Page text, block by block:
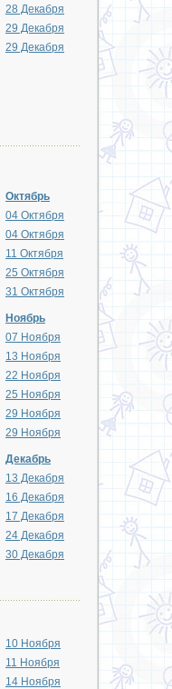
28 Декабря
29 Декабря
29 Декабря
Октябрь
04 Октября
04 Октября
11 Октября
25 Октября
31 Октября
Ноябрь
07 Ноября
13 Ноября
22 Ноября
25 Ноября
29 Ноября
29 Ноября
Декабрь
13 Декабря
16 Декабря
17 Декабря
24 Декабря
30 Декабря
10 Ноября
11 Ноября
14 Ноября